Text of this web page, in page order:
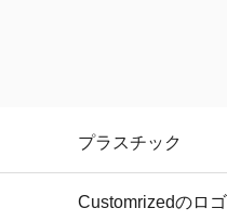
プラスチック
Customrizedのロゴ